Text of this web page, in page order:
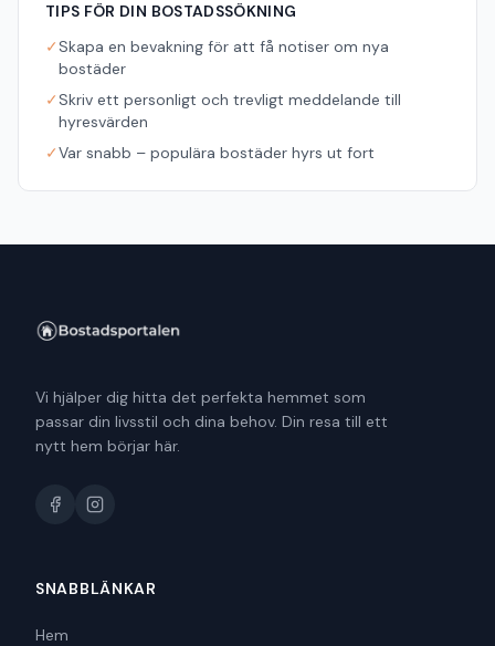
TIPS FÖR DIN BOSTADSSÖKNING
✓Skapa en bevakning för att få notiser om nya
bostäder
✓Skriv ett personligt och trevligt meddelande till
hyresvärden
✓Var snabb – populära bostäder hyrs ut fort
Vi hjälper dig hitta det perfekta hemmet som
passar din livsstil och dina behov. Din resa till ett
nytt hem börjar här.
SNABBLÄNKAR
Hem